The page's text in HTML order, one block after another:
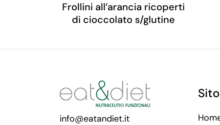
Frollini all’arancia ricoperti
di cioccolato s/glutine
info@eatandiet.it
Sito